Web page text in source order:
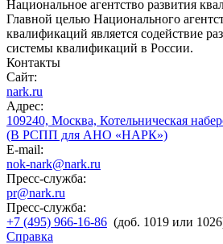
Национальное агентство развития
Главной целью Национального
квалификаций является содействие
системы квалификаций в России.
Контакты
Сайт:
nark.ru
Адрес:
109240, Москва, Котельническая
(В РСПП для АНО «НАРК»)
E-mail:
nok-nark@nark.ru
Пресс-служба:
pr@nark.ru
Пресс-служба:
+7 (495) 966-16-86 (доб. 1019 или
Справка